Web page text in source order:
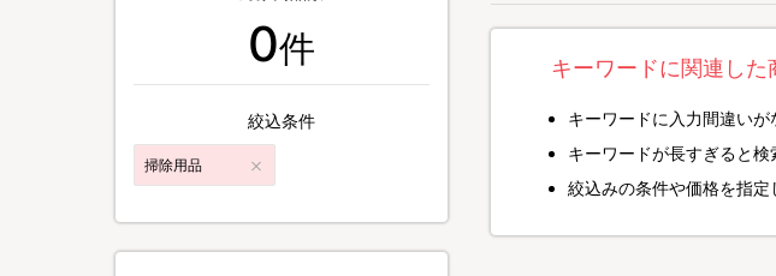
キーワードに関連した
キーワードに入力間違いが
キーワードが長すぎると検
絞込みの条件や価格を指定
0件
絞込条件
掃除用品